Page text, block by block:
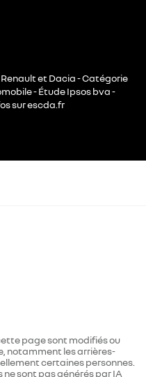
et Dacia - Catégorie
- Étude Ipsos bva -
sur escda.fr
page sont modifiés ou
notamment les arrières-
certaines personnes.
sont pas générés par IA